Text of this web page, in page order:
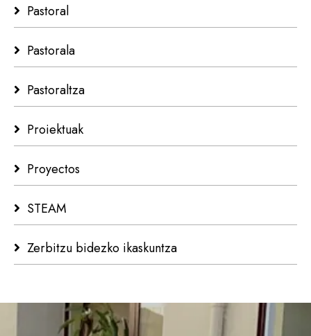
Pastoral
Pastorala
Pastoraltza
Proiektuak
Proyectos
STEAM
Zerbitzu bidezko ikaskuntza